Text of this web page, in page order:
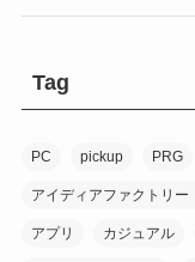
(20)
Tag
PC pickup PRG
アイディアファクトリー
アプリ カジュアル